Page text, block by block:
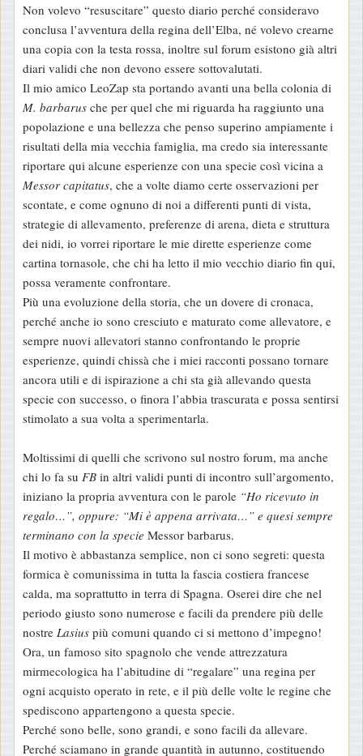
Non volevo “resuscitare” questo diario perché consideravo
conclusa l’avventura della regina dell’Elba, né volevo crearne
una copia con la testa rossa, inoltre sul forum esistono già altri
diari validi che non devono essere sottovalutati.
Il mio amico LeoZap sta portando avanti una bella colonia di
M. barbarus che per quel che mi riguarda ha raggiunto una
popolazione e una bellezza che penso superino ampiamente i
risultati della mia vecchia famiglia, ma credo sia interessante
riportare qui alcune esperienze con una specie così vicina a
Messor capitatus, che a volte diamo certe osservazioni per
scontate, e come ognuno di noi a differenti punti di vista,
strategie di allevamento, preferenze di arena, dieta e struttura
dei nidi, io vorrei riportare le mie dirette esperienze come
cartina tornasole, che chi ha letto il mio vecchio diario fin qui,
possa veramente confrontare.
Più una evoluzione della storia, che un dovere di cronaca,
perché anche io sono cresciuto e maturato come allevatore, e
sempre nuovi allevatori stanno confrontando le proprie
esperienze, quindi chissà che i miei racconti possano tornare
ancora utili e di ispirazione a chi sta già allevando questa
specie con successo, o finora l’abbia trascurata e possa sentirsi
stimolato a sua volta a sperimentarla.
Moltissimi di quelli che scrivono sul nostro forum, ma anche
chi lo fa su FB in altri validi punti di incontro sull’argomento,
iniziano la propria avventura con le parole “Ho ricevuto in
regalo…”, oppure: “Mi è appena arrivata…” e quesi sempre
terminano con la specie Messor barbarus.
Il motivo è abbastanza semplice, non ci sono segreti: questa
formica è comunissima in tutta la fascia costiera francese
calda, ma soprattutto in terra di Spagna. Oserei dire che nel
periodo giusto sono numerose e facili da prendere più delle
nostre Lasius più comuni quando ci si mettono d’impegno!
Ora, un famoso sito spagnolo che vende attrezzatura
mirmecologica ha l’abitudine di “regalare” una regina per
ogni acquisto operato in rete, e il più delle volte le regine che
spediscono appartengono a questa specie.
Perché sono belle, sono grandi, e sono facili da allevare.
Perché sciamano in grande quantità in autunno, costituendo